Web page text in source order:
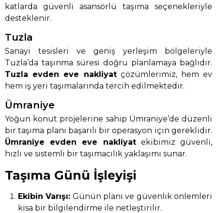
katlarda güvenli asansörlü taşıma seçenekleriyle
desteklenir.
Tuzla
Sanayi tesisleri ve geniş yerleşim bölgeleriyle
Tuzla’da taşınma süresi doğru planlamaya bağlıdır.
Tuzla evden eve nakliyatçözümlerimiz, hem ev
hem iş yeri taşımalarında tercih edilmektedir.
Ümraniye
Yoğun konut projelerine sahip Ümraniye’de düzenli
bir taşıma planı başarılı bir operasyon için gereklidir.
Ümraniye evden eve nakliyatekibimiz güvenli,
hızlı ve sistemli bir taşımacılık yaklaşımı sunar.
Taşıma Günü İşleyişi
Ekibin Varışı: Günün planı ve güvenlik önlemleri
kısa bir bilgilendirme ile netleştirilir.